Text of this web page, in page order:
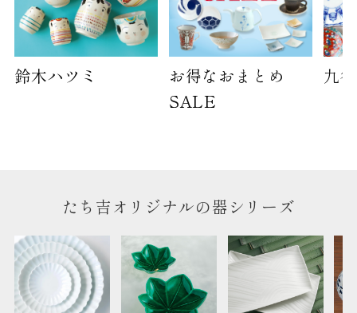
鈴木ハツミ
お得なおまとめ
SALE
九
たち吉オリジナルの器シリーズ